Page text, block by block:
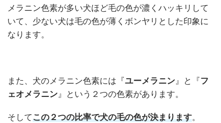
メラニン色素が多い犬ほど毛の色が濃くハッキリして
いて、少ない犬は毛の色が薄くボンヤリとした印象に
なります。
また、犬のメラニン色素には『 ユーメラニン』と『 フ
ェオメラニン』という２つの色素があります。
そしてこの２つの比率で犬の毛の色が決まります。